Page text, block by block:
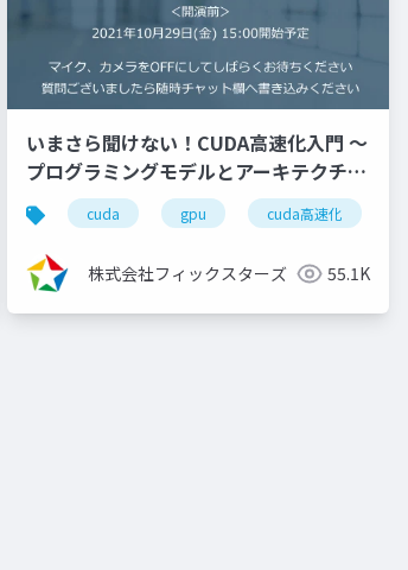
律走行 ros2シリーズ 高速化シリーズ
いまさら聞けない！CUDA高速化入門 ～
プログラミングモデルとアーキテクチャ
の解説、高速化の実践～
（2021/10/29）
cuda gpu cuda高速化
株式会社フィックスターズ 55.1K